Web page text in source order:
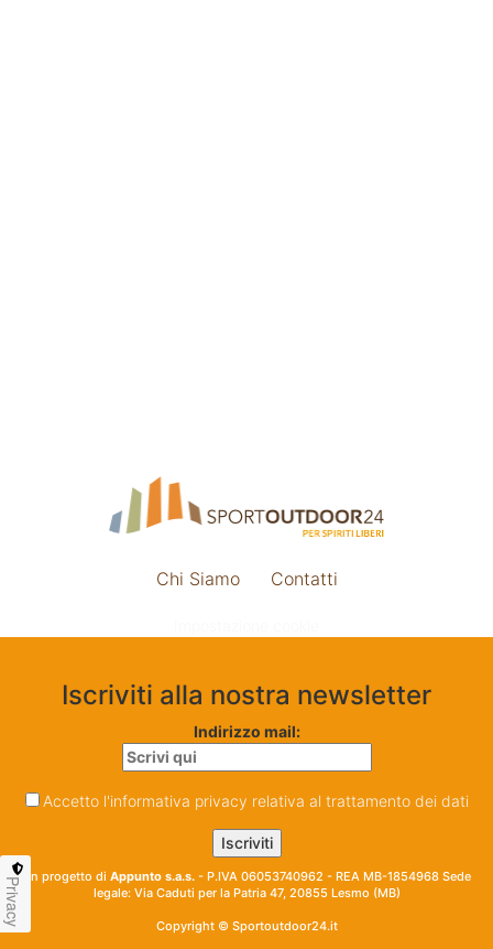
Chi Siamo Contatti
Iscriviti alla nostra newsletter
Indirizzo mail:
Accetto l'informativa privacy relativa al trattamento dei dati
Un progetto di Appunto s.a.s. - P.IVA 06053740962 - REA MB-1854968 Sede
legale: Via Caduti per la Patria 47, 20855 Lesmo (MB)
Copyright © Sportoutdoor24.it
Privacy